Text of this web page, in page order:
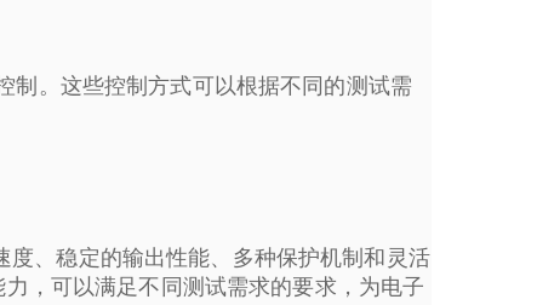
制。这些控制方式可以根据不同的测试需
、稳定的输出性能、多种保护机制和灵活
，可以满足不同测试需求的要求，为电子